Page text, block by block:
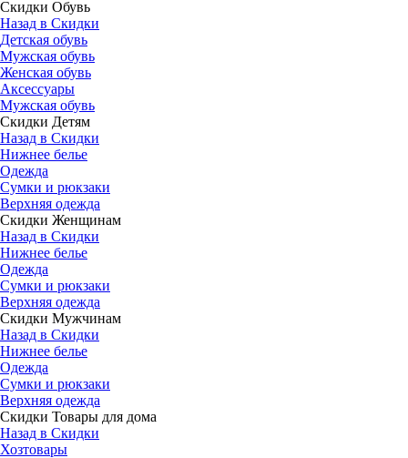
Скидки Обувь
Назад в Скидки
Детская обувь
Мужская обувь
Женская обувь
Аксессуары
Мужская обувь
Скидки Детям
Назад в Скидки
Нижнее белье
Одежда
Сумки и рюкзаки
Верхняя одежда
Скидки Женщинам
Назад в Скидки
Нижнее белье
Одежда
Сумки и рюкзаки
Верхняя одежда
Скидки Мужчинам
Назад в Скидки
Нижнее белье
Одежда
Сумки и рюкзаки
Верхняя одежда
Скидки Товары для дома
Назад в Скидки
Хозтовары